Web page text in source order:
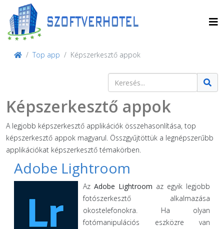
Top app Képszerkesztő appok
Keresés
Képszerkesztő appok
A legjobb képszerkesztő applikációk összehasonlítása, top
képszerkesztő appok magyarul. Összgyűjtöttük a legnépszerűbb
applikációkat képszerkesztő témakörben.
Adobe Lightroom
Az Adobe Lightroom az egyik legjobb
fotószerkesztő alkalmazása
okostelefonokra. Ha olyan
fotómanipulációs eszközre van